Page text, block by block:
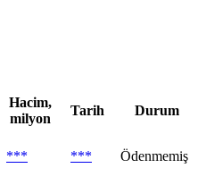
Hacim,
milyon
Tarih
Durum
*** *** Ödenmemiş